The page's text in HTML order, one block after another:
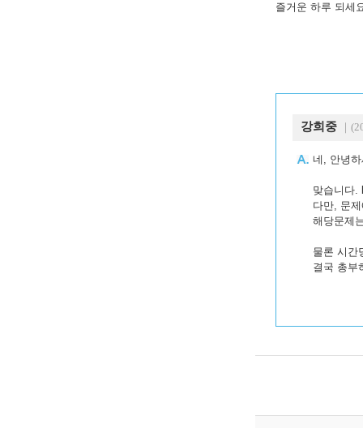
즐거운 하루 되세
강희중 ｜
네, 안녕
맞습니다.
다만, 문
해당문제
물론 시간
결국 총부